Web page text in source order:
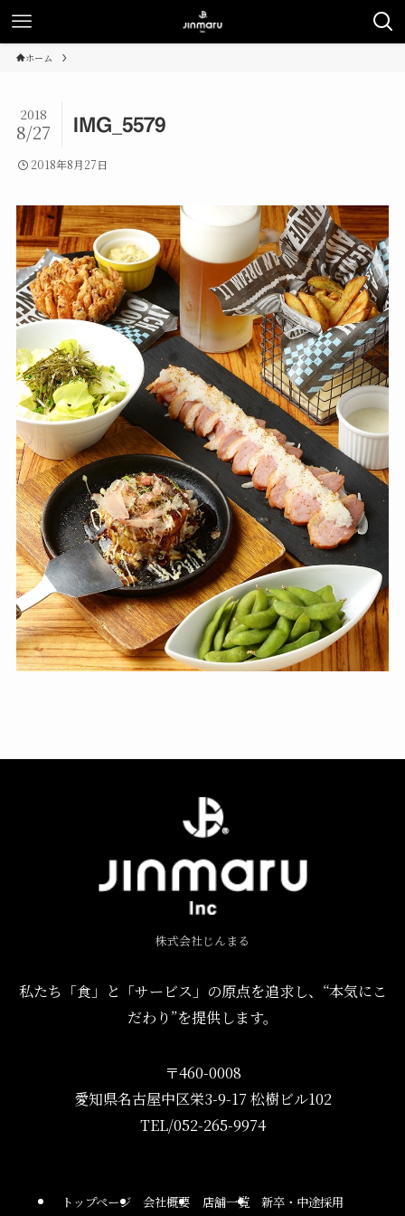
ホーム
IMG_5579
2018
8/27
2018年8月27日
株式会社じんまる
私たち「食」と「サービス」の原点を追求し、“本気にこ
だわり”を提供します。
〒460-0008
愛知県名古屋中区栄3-9-17 松樹ビル102
TEL/052-265-9974
トップページ 会社概要 店舗一覧 新卒・中途採用